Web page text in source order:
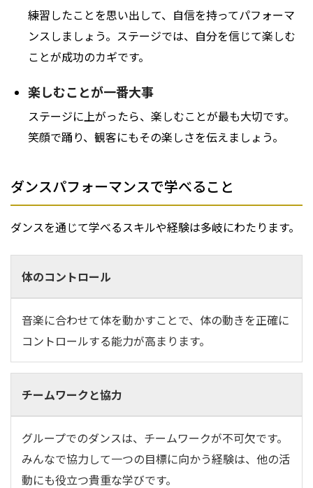
練習したことを思い出して、自信を持ってパフォーマ
ンスしましょう。ステージでは、自分を信じて楽しむ
ことが成功のカギです。
楽しむことが一番大事
ステージに上がったら、楽しむことが最も大切です。
笑顔で踊り、観客にもその楽しさを伝えましょう。
ダンスパフォーマンスで学べること
ダンスを通じて学べるスキルや経験は多岐にわたります。
体のコントロール
音楽に合わせて体を動かすことで、体の動きを正確に
コントロールする能力が高まります。
チームワークと協力
グループでのダンスは、チームワークが不可欠です。
みんなで協力して一つの目標に向かう経験は、他の活
動にも役立つ貴重な学びです。